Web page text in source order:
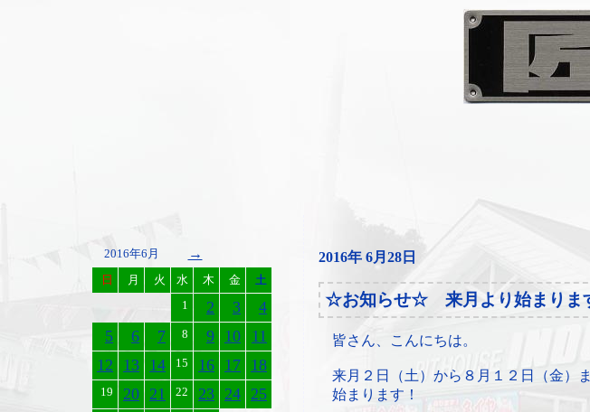
2016年6月 →
日 月 火 水 木 金
土
1
2 3
4
5
6 7 8 9 10
11
12
13 14 15 16 17 18
19 20 21 22 23 24 25
2016年 6月28日
☆お知らせ☆ 来月より始まりま
皆さん、こんにちは。
来月２日（土）から８月１２日（金）
始まります！